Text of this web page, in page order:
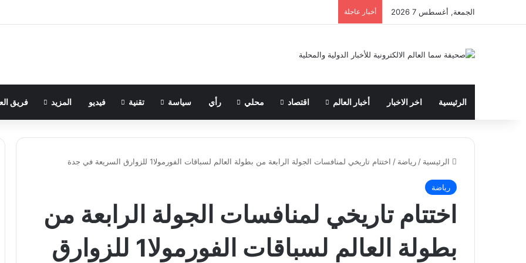
الجمعة, أغسطس 7 2026 أخبار عاجلة
الرئيسية اخر الاخبار أخبار العالم اقتصاد محلي رأي سياسة تقنية فيديو المزيد فريق
الرئيسية / رياضة / اختتام تاريخي لمنافسات الجولة الرابعة من بطولة العالم لسباقات الفورمولا1 للزوارق السريعة في جدة
رياضة
اختتام تاريخي لمنافسات الجولة الرابعة من
بطولة العالم لسباقات الفورمولا1 للزوارق